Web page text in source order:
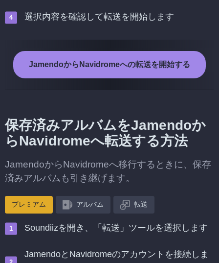
選択内容を確認して転送を開始します
JamendoからNavidromeへの転送を開始する
保存済みアルバムをJamendoか
らNavidromeへ転送する方法
JamendoからNavidromeへ移行するときに、保存
済みアルバムも引き継げます。
プレミアム アルバム 転送
Soundiizを開き、「転送」ツールを選択します
JamendoとNavidromeのアカウントを接続しま